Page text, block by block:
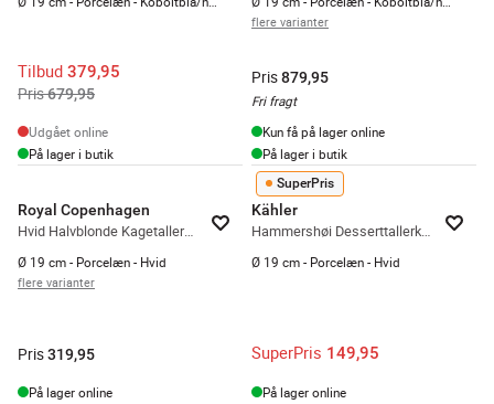
Tilbud 379,95
Pris679,95
Udgået online
På lager i butik
flere varianter
Pris879,95
Fri fragt
Kun få på lager online
På lager i butik
Royal Copenhagen
Hvid Halvblonde Kagetallerken
Ø 19 cm - Porcelæn - Hvid
flere varianter
Pris319,95
På lager online
SuperPris
Kähler
Hammershøi Desserttallerken
Ø 19 cm - Porcelæn - Hvid
SuperPris 149,95
På lager online